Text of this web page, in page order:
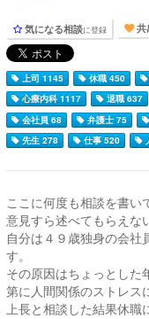
気になる相談に登録 共
上司 1145 休職 450
心療内科 1117
退職 637
会社員 68
弁護士 75
先生 278
仕事 520
ここに何度も相談を書い
意見すら述べてもらえな
自分は４９歳独身の会
す。
その原因はちょっとした
第に人間関係のストレス
上長と相談した結果休職